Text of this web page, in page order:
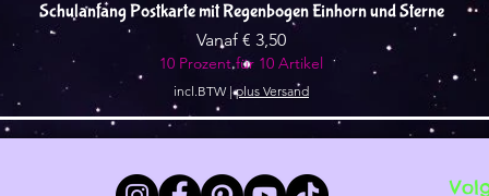
Snel overzicht
Schulanfang Postkarte mit Regenbogen Einhorn und Sterne
Vanaf € 3,50
Verkoopprijs
10 Prozent für 10 Artikel
incl.BTW |plus Versand